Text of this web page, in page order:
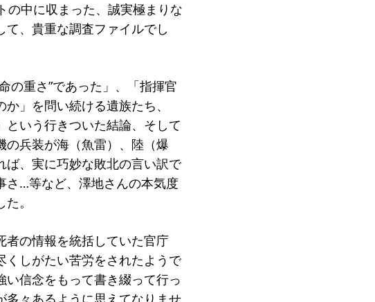
の中に収まった、誠実極まりな
、貴重な調査ファイルでし
の重さ”であった」、「指揮官
」を問い続ける遺族たち、
という行きついた結論、そして
の兵装が海（魚雷）、陸（爆
、実に巧妙な敗北の言い訳で
…等など、澤地さんの本気度
。
の情報を統括していた官庁
くしがたい苦労をされたようで
信念をもって書き綴って行っ
多々あるように思えてなりませ